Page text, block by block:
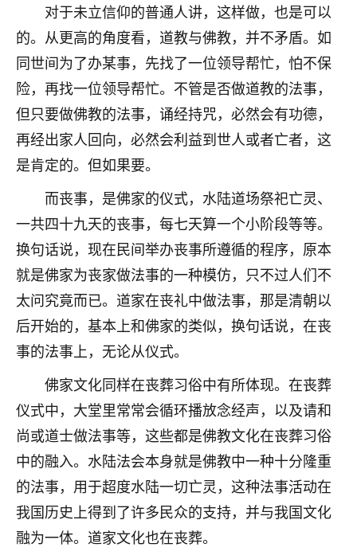
对于未立信仰的普通人讲，这样做，也是可以
的。从更高的角度看，道教与佛教，并不矛盾。如
同世间为了办某事，先找了一位领导帮忙，怕不保
险，再找一位领导帮忙。不管是否做道教的法事，
但只要做佛教的法事，诵经持咒，必然会有功德，
再经出家人回向，必然会利益到世人或者亡者，这
是肯定的。但如果要。
而丧事，是佛家的仪式，水陆道场祭祀亡灵、
一共四十九天的丧事，每七天算一个小阶段等等。
换句话说，现在民间举办丧事所遵循的程序，原本
就是佛家为丧家做法事的一种模仿，只不过人们不
太问究竟而已。道家在丧礼中做法事，那是清朝以
后开始的，基本上和佛家的类似，换句话说，在丧
事的法事上，无论从仪式。
佛家文化同样在丧葬习俗中有所体现。在丧葬
仪式中，大堂里常常会循环播放念经声，以及请和
尚或道士做法事等，这些都是佛教文化在丧葬习俗
中的融入。水陆法会本身就是佛教中一种十分隆重
的法事，用于超度水陆一切亡灵，这种法事活动在
我国历史上得到了许多民众的支持，并与我国文化
融为一体。道家文化也在丧葬。
心心相印
我身体不太好，总是病病殃殃的，去检查又没什么大
问题，反正就是不舒服。中医西医看遍了，找不到问
题，后来无意中看到有人推荐慧来老师，跟老师聊过
之后，心情豁然开朗，也听老师建议，处理了一些因
果问题。今年以来，身体比以前好多，主要是心情好
了，老师说境随心转，现在深有体会了。
鹿森 ：是的，其实跟老师聊过之后，最大的感
触，首先就是心态会变好，万般皆是命，半点
不由人！
1天前 来自四川 9
金白水清
我也想找老师看看，有没有人给个联系方式的啊？
鹿森 ：慧来老师微信：gjsy0624
1天前 来自江西 12
青春168
我也想要，我也想要！
2天前 来自山西 15
Jessica李
老师做不做超度法事？我想给我奶奶做超度，她今年
刚去世了。